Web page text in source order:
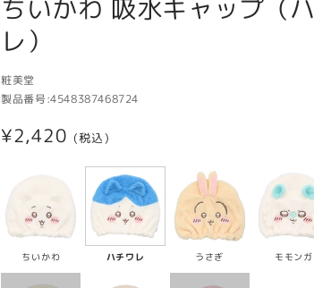
ちいかわ 吸水キャップ（
レ）
粧美堂
製品番号:4548387468724
通
価
¥2,420 (税込)
ちいかわ ハチワレ うさぎ モモンガ